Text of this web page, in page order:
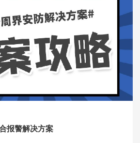
报警解决方案